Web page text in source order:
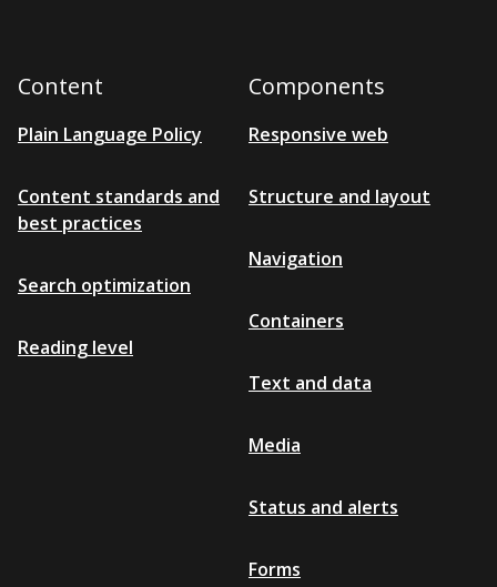
Content
Plain Language Policy
Content standards and
best practices
Search optimization
Reading level
Components
Responsive web
Structure and layout
Navigation
Containers
Text and data
Media
Status and alerts
Forms